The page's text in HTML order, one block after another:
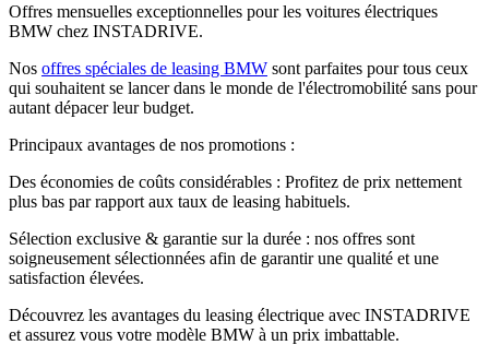
Offres mensuelles exceptionnelles pour les voitures électriques
BMW chez INSTADRIVE.
Nos offres spéciales de leasing BMW sont parfaites pour tous ceux
qui souhaitent se lancer dans le monde de l'électromobilité sans pour
autant dépacer leur budget.
Principaux avantages de nos promotions :
Des économies de coûts considérables : Profitez de prix nettement
plus bas par rapport aux taux de leasing habituels.
Sélection exclusive & garantie sur la durée : nos offres sont
soigneusement sélectionnées afin de garantir une qualité et une
satisfaction élevées.
Découvrez les avantages du leasing électrique avec INSTADRIVE
et assurez vous votre modèle BMW à un prix imbattable.